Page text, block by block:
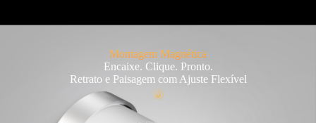
Montagem Magnética
Encaixe. Clique. Pronto.
Retrato e Paisagem com Ajuste Flexível